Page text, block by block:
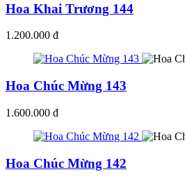
Hoa Khai Trương 144
1.200.000 đ
Hoa Chúc Mừng 143
1.600.000 đ
Hoa Chúc Mừng 142